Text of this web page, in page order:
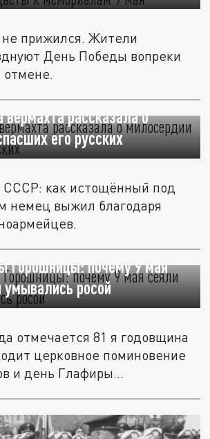
прижился. Жители
День Победы вопреки
рассказала о
его русских
СССР: как истощённый под
немец выжил благодаря
Горошницы: почему 9 мая
умывались росой
отмечается 81 я годовщина
церковное поминовение
и день Глафиры...